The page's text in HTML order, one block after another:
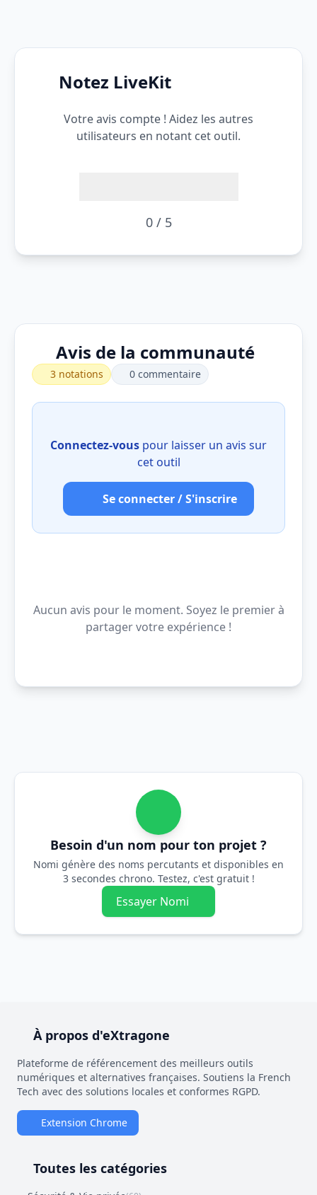
Notez LiveKit
Votre avis compte ! Aidez les autres
utilisateurs en notant cet outil.
0 / 5
Avis de la communauté
3 notations 0 commentaire
Connectez-vous pour laisser un avis sur
cet outil
Se connecter / S'inscrire
Aucun avis pour le moment. Soyez le premier à
partager votre expérience !
Besoin d'un nom pour ton projet ?
Nomi génère des noms percutants et disponibles en
3 secondes chrono. Testez, c'est gratuit !
Essayer Nomi
À propos d'eXtragone
Plateforme de référencement des meilleurs outils
numériques et alternatives françaises. Soutiens la French
Tech avec des solutions locales et conformes RGPD.
Extension Chrome
Toutes les catégories